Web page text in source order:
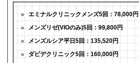
エミナルクリニックメンズ5回：78,000円
メンズリゼ(VIOのみ)5回：99,800円
メンズルシア平日5回：135,520円
ダビデクリニック5回：160,000円